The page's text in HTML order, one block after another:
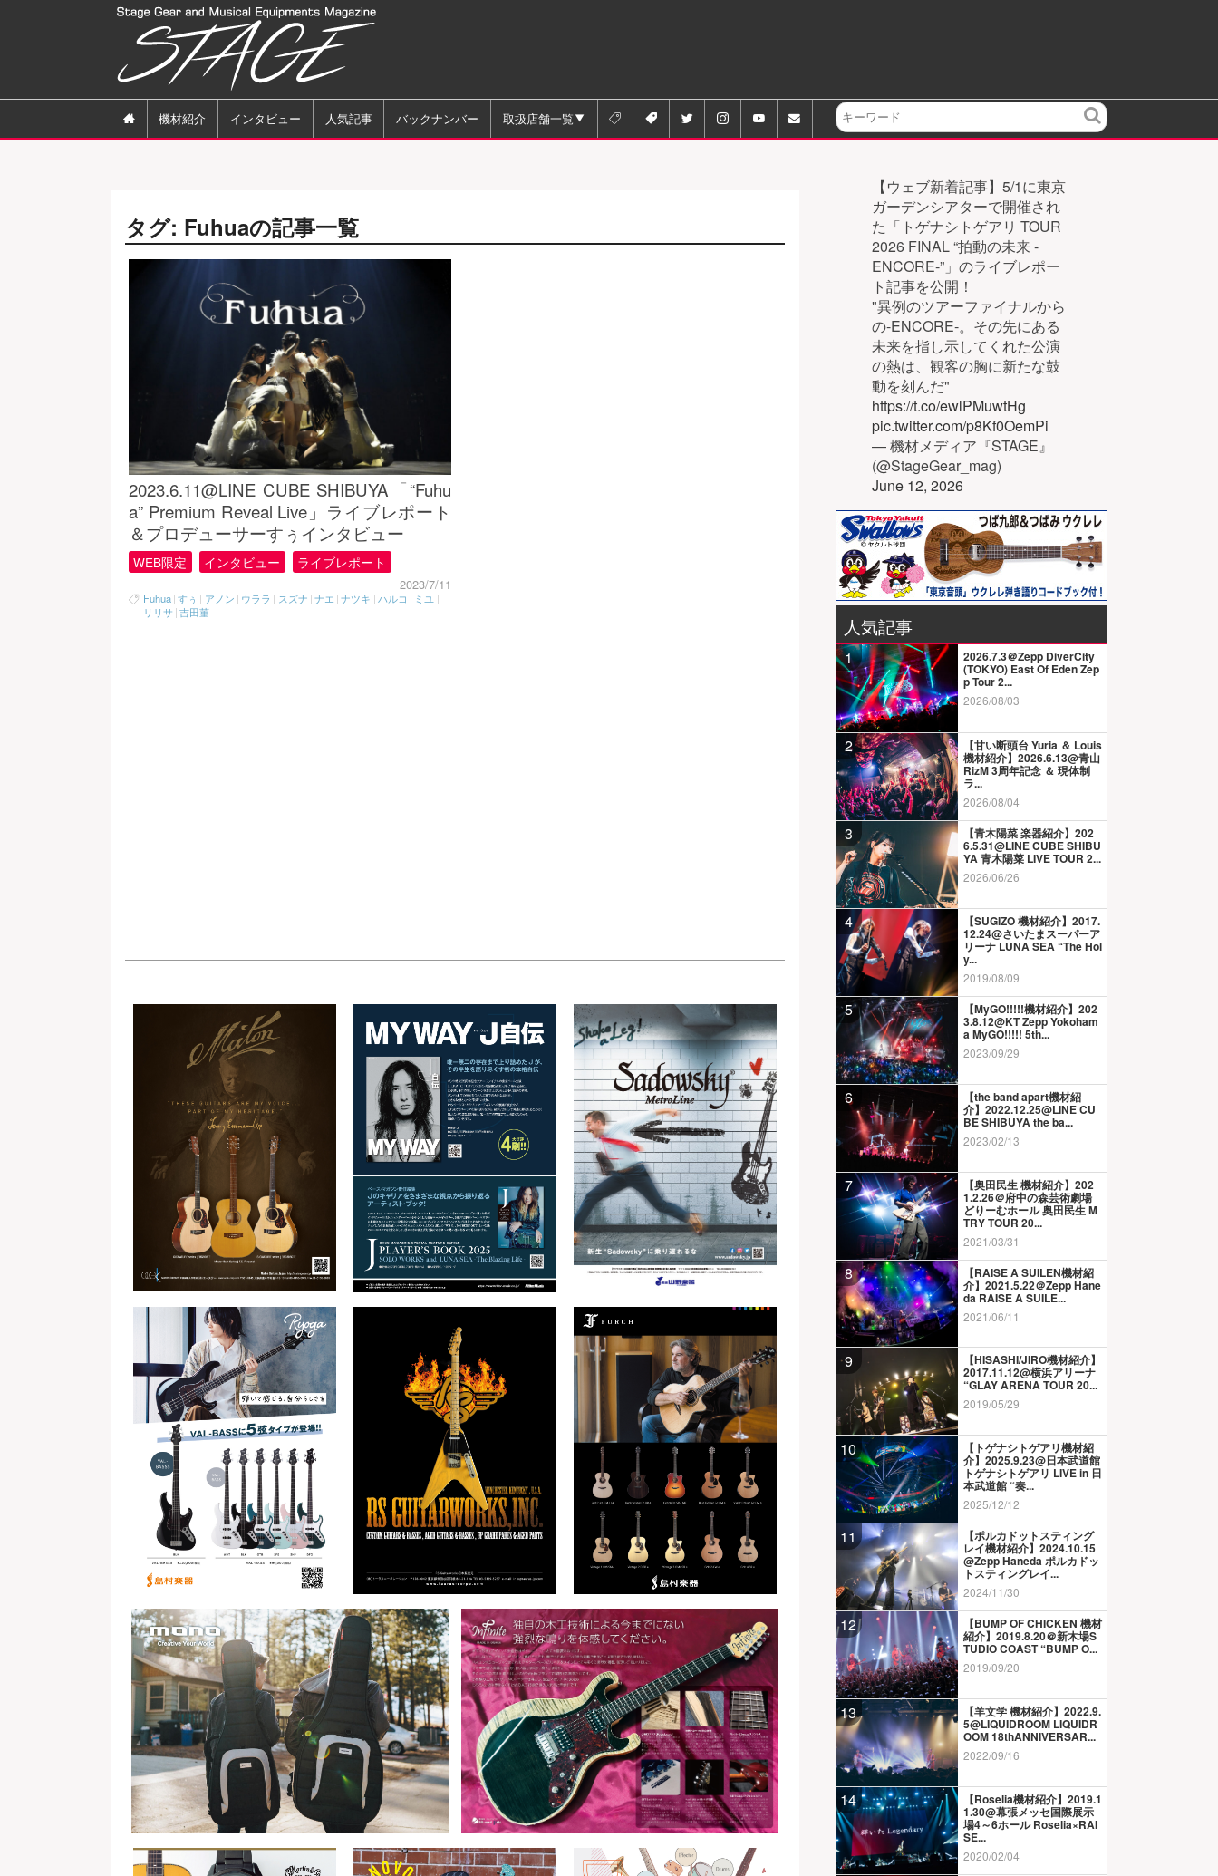
 機材紹介 インタビュー 人気記事 バックナンバー 取扱店舗一覧      
検
タグ: Fuhuaの記事一覧
2023.6.11@LINE CUBE SHIBUYA「“Fuhu
a” Premium Reveal Live」ライブレポート
＆プロデューサーすぅインタビュー
WEB限定 インタビュー ライブレポート
2023/7/11
Fuhua |すぅ | アノン | ウララ | スズナ |ナエ | ナツキ |ハルコ | ミユ |
リリサ |吉田菫
【ウェブ新着記事】5/1に東京
ガーデンシアターで開催され
た「トゲナシトゲアリ TOUR
2026 FINAL “拍動の未来 -
ENCORE-”」のライブレポー
ト記事を公開！
"異例のツアーファイナルから
の-ENCORE-。その先にある
未来を指し示してくれた公演
の熱は、観客の胸に新たな鼓
動を刻んだ"
https://t.co/ewlPMuwtHg
pic.twitter.com/p8Kf0OemPi
— 機材メディア『STAGE』
(@StageGear_mag)
June 12, 2026
人気記事
1 2026.7.3＠Zepp DiverCity
(TOKYO) East Of Eden Zep
p Tour 2...
2026/08/03
2 【甘い断頭台 Yuria ＆ Louis
機材紹介】2026.6.13@青山
RizM 3周年記念 ＆ 現体制
ラ...
2026/08/04
3 【青木陽菜 楽器紹介】202
6.5.31@LINE CUBE SHIBU
YA 青木陽菜 LIVE TOUR 2...
2026/06/26
4 【SUGIZO 機材紹介】2017.
12.24@さいたまスーパーア
リーナ LUNA SEA “The Hol
y...
2019/08/09
5 【MyGO!!!!!機材紹介】202
3.8.12@KT Zepp Yokoham
a MyGO!!!!! 5th...
2023/09/29
6 【the band apart機材紹
介】2022.12.25@LINE CU
BE SHIBUYA the ba...
2023/02/13
7 【奥田民生 機材紹介】202
1.2.26＠府中の森芸術劇場
どりーむホール 奥田民生 M
TRY TOUR 20...
2021/03/31
8 【RAISE A SUILEN機材紹
介】2021.5.22＠Zepp Hane
da RAISE A SUILE...
2021/06/11
9 【HISASHI/JIRO機材紹介】
2017.11.12@横浜アリーナ
“GLAY ARENA TOUR 20...
2019/05/29
10 【トゲナシトゲアリ機材紹
介】2025.9.23@日本武道館
トゲナシトゲアリ LIVE in 日
本武道館 “奏...
2025/12/12
11 【ポルカドットスティング
レイ機材紹介】2024.10.15
@Zepp Haneda ポルカドッ
トスティングレイ...
2024/11/30
12 【BUMP OF CHICKEN 機材
紹介】2019.8.20＠新木場S
TUDIO COAST “BUMP O...
2019/09/20
13 【羊文学 機材紹介】2022.9.
5@LIQUIDROOM LIQUIDR
OOM 18thANNIVERSAR...
2022/09/16
14 【Roselia機材紹介】2019.1
1.30@幕張メッセ国際展示
場4～6ホール Roselia×RAI
SE...
2020/02/04